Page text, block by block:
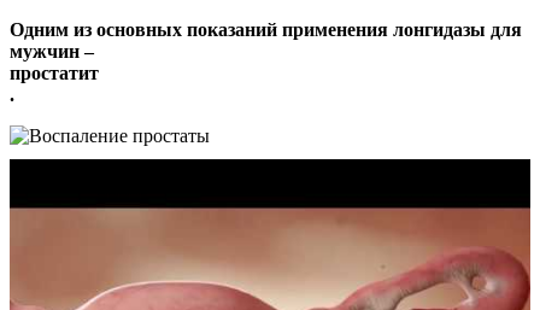
Одним из основных показаний применения лонгидазы для
мужчин –
простатит
.